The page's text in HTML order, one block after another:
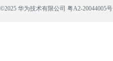
©2025 华为技术有限公司 粤A2-20044005号